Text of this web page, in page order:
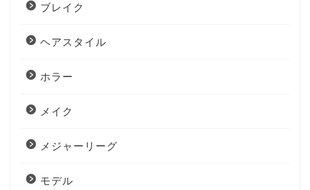
ブレイク
ヘアスタイル
ホラー
メイク
メジャーリーグ
モデル